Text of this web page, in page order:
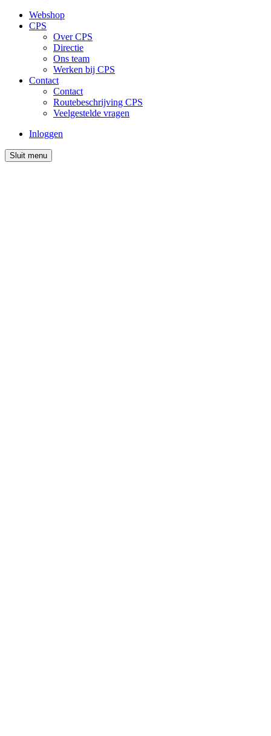
Webshop
CPS
Over CPS
Directie
Ons team
Werken bij CPS
Contact
Contact
Routebeschrijving CPS
Veelgestelde vragen
Inloggen
Sluit menu